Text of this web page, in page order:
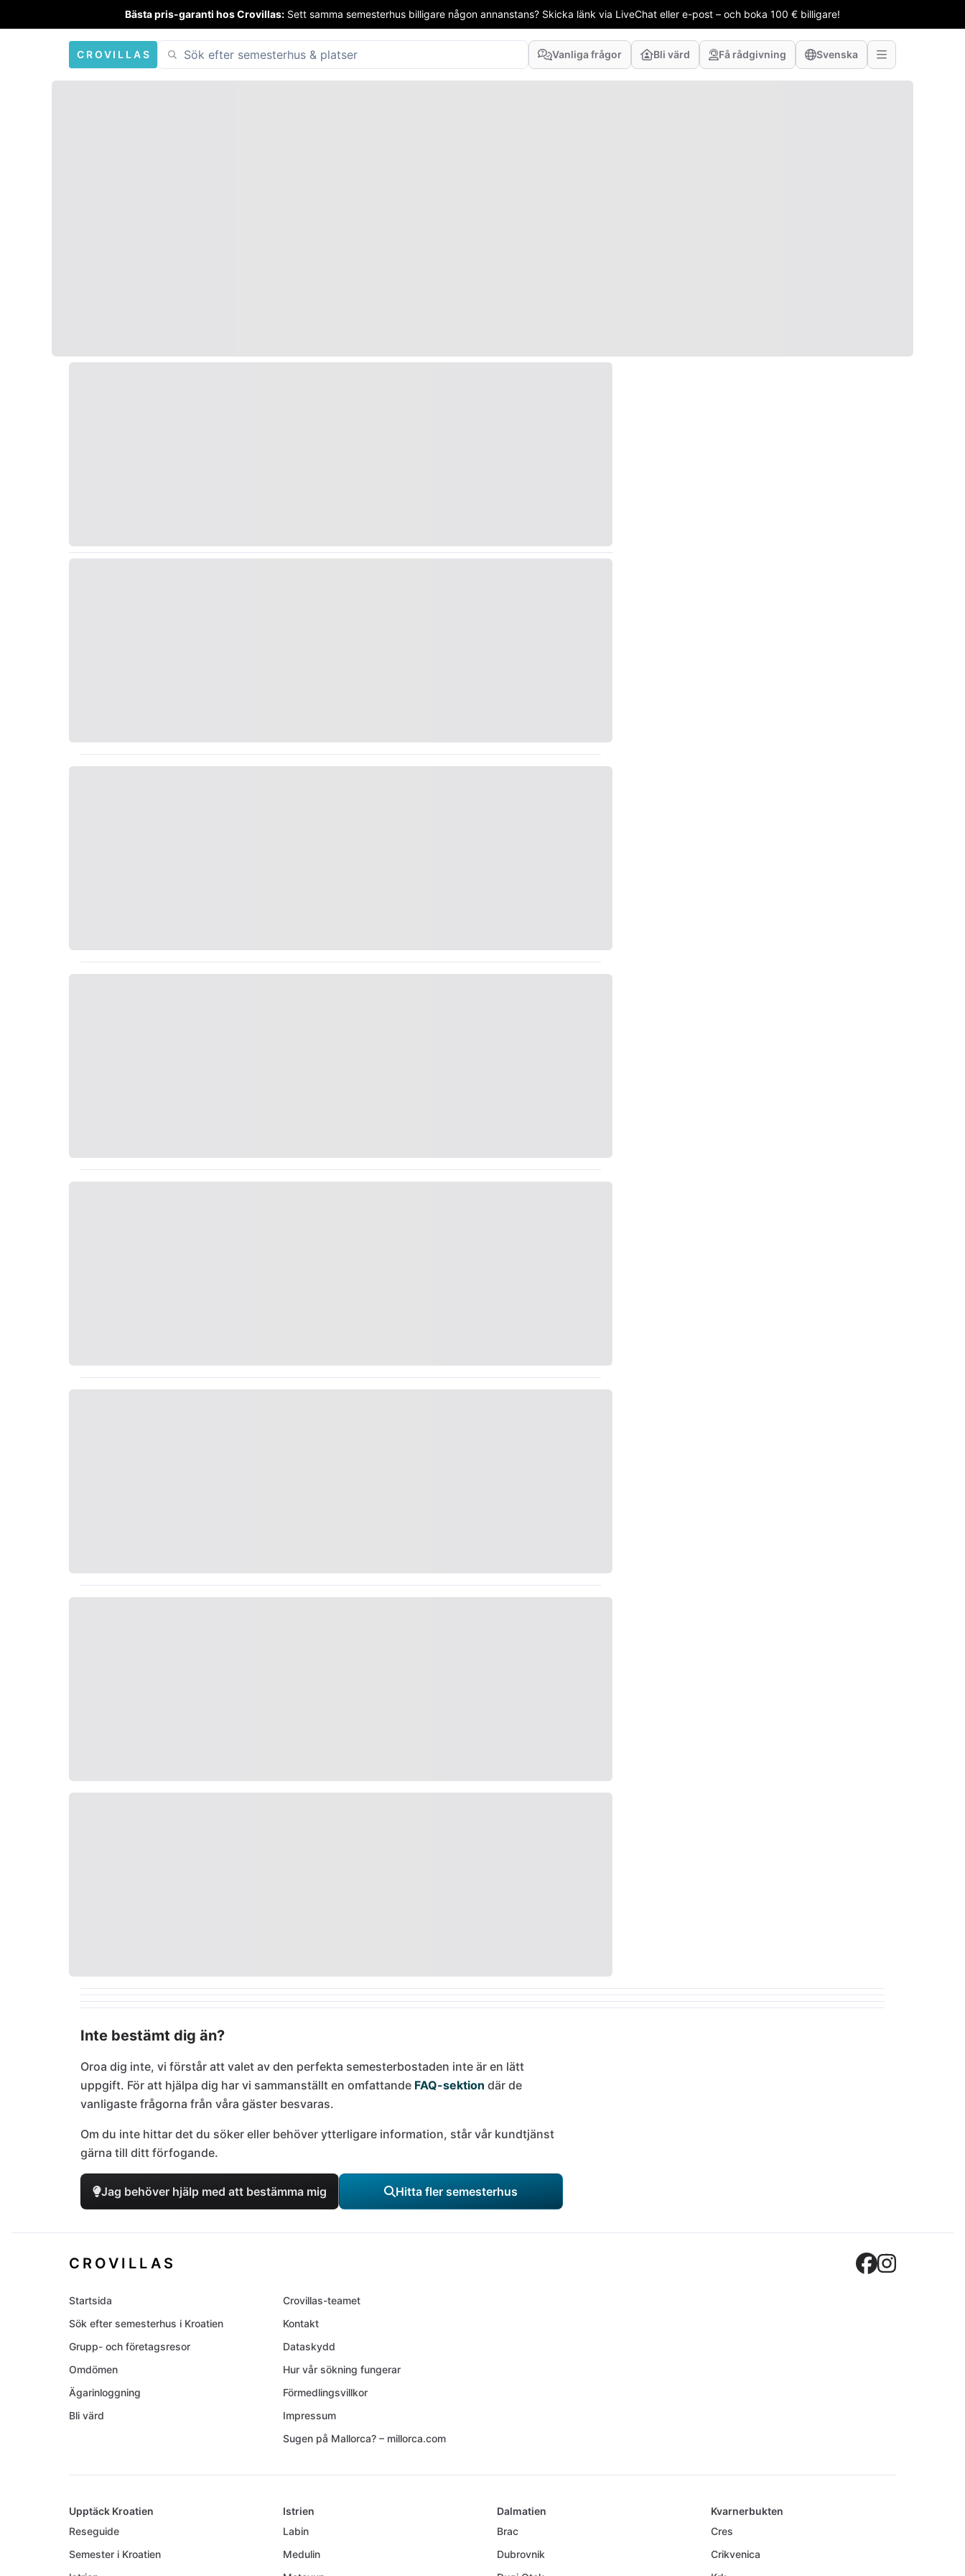
Bästa pris-garanti hos Crovillas: Sett samma semesterhus billigare någon annanstans? Skicka länk via LiveChat eller e-post – och boka 100 € billigare!
CROVILLAS Vanliga frågor Bli värd Få rådgivning Svenska
Inte bestämt dig än?
Oroa dig inte, vi förstår att valet av den perfekta semesterbostaden inte är en lätt
uppgift. För att hjälpa dig har vi sammanställt en omfattande FAQ-sektion där de
vanligaste frågorna från våra gäster besvaras.
Om du inte hittar det du söker eller behöver ytterligare information, står vår kundtjänst
gärna till ditt förfogande.
Jag behöver hjälp med att bestämma mig Hitta fler semesterhus
CROVILLAS
Startsida
Sök efter semesterhus i Kroatien
Grupp- och företagsresor
Omdömen
Ägarinloggning
Bli värd
Crovillas-teamet
Kontakt
Dataskydd
Hur vår sökning fungerar
Förmedlingsvillkor
Impressum
Sugen på Mallorca? – millorca.com
Upptäck Kroatien
Reseguide
Semester i Kroatien
Istrien
Labin
Medulin
Dalmatien
Brac
Dubrovnik
Kvarnerbukten
Cres
Crikvenica